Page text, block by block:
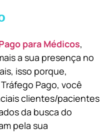
para Médicos,
a sua presença no
isso porque,
Pago, você
clientes/pacientes
da busca do
pela sua